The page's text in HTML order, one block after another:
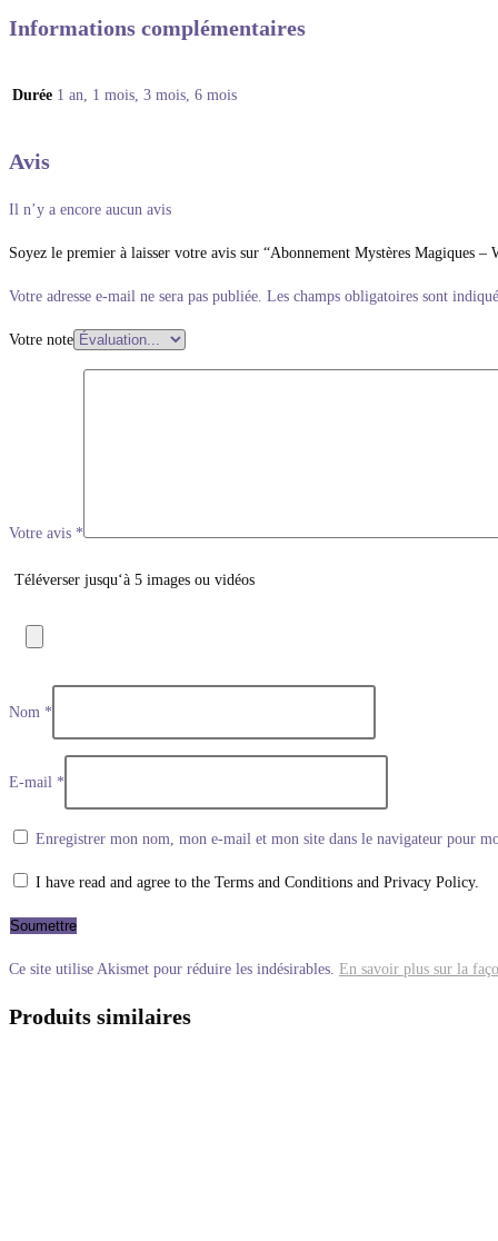
Informations complémentaires
Durée 1 an, 1 mois, 3 mois, 6 mois
Avis
Il n’y a encore aucun avis
Soyez le premier à laisser votre avis sur “Abonnement Mystères Magiques –
Votre adresse e-mail ne sera pas publiée. Les champs obligatoires sont
Votre note
Votre avis *
Téléverser jusqu‘à 5 images ou vidéos
Nom *
E-mail *
Enregistrer mon nom, mon e-mail et mon site dans le navigateur pour
I have read and agree to the Terms and Conditions and Privacy Policy.
Ce site utilise Akismet pour réduire les indésirables. En savoir plus sur la
Produits similaires